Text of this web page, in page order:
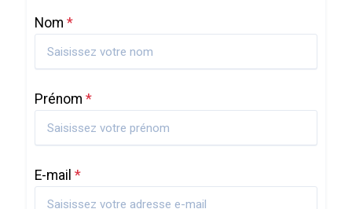
Nom *
Prénom *
E-mail *